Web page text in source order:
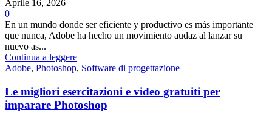
Aprile 16, 2026
0
En un mundo donde ser eficiente y productivo es más importante
que nunca, Adobe ha hecho un movimiento audaz al lanzar su
nuevo as...
Continua a leggere
Adobe, Photoshop, Software di progettazione
Le migliori esercitazioni e video gratuiti per
imparare Photoshop